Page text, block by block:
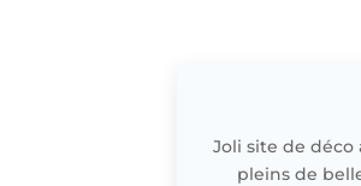
Joli site de déco
pleins de